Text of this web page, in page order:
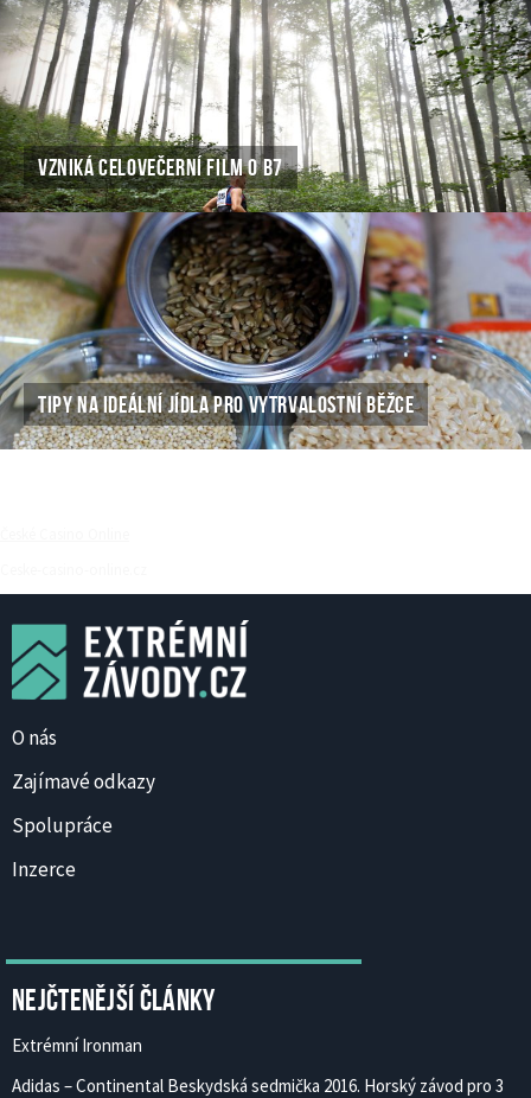
VZNIKÁ CELOVEČERNÍ FILM O B7
TIPY NA IDEÁLNÍ JÍDLA PRO VYTRVALOSTNÍ BĚŽCE
O nás
Zajímavé odkazy
Spolupráce
Inzerce
Nejčtenější články
Extrémní Ironman
Adidas – Continental Beskydská sedmička 2016. Horský závod pro 3